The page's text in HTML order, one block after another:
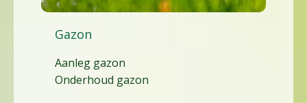
Gazon
Aanleg gazon
Onderhoud gazon